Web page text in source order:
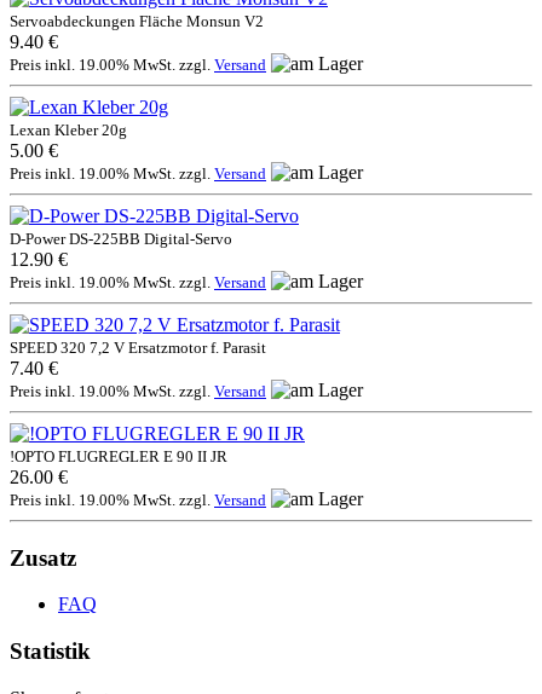
Servoabdeckungen Fläche Monsun V2
9.40 €
Preis inkl. 19.00% MwSt. zzgl. Versand
Lexan Kleber 20g
5.00 €
Preis inkl. 19.00% MwSt. zzgl. Versand
D-Power DS-225BB Digital-Servo
12.90 €
Preis inkl. 19.00% MwSt. zzgl. Versand
SPEED 320 7,2 V Ersatzmotor f. Parasit
7.40 €
Preis inkl. 19.00% MwSt. zzgl. Versand
!OPTO FLUGREGLER E 90 II JR
26.00 €
Preis inkl. 19.00% MwSt. zzgl. Versand
Zusatz
FAQ
Statistik